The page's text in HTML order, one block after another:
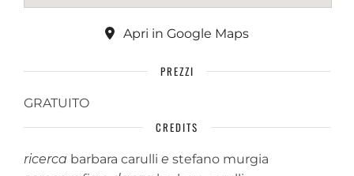
Apri in Google Maps
PREZZI
GRATUITO
CREDITS
ricerca barbara carulli e stefano murgia